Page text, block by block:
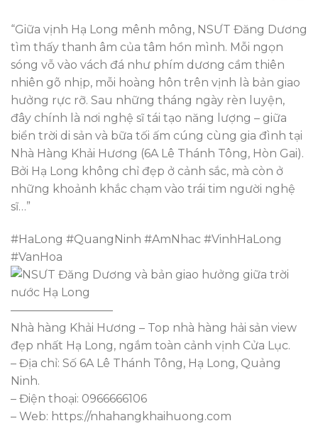
“Giữa vịnh Hạ Long mênh mông, NSƯT Đăng Dương
tìm thấy thanh âm của tâm hồn mình. Mỗi ngọn
sóng vỗ vào vách đá như phím dương cầm thiên
nhiên gõ nhịp, mỗi hoàng hôn trên vịnh là bản giao
hưởng rực rỡ. Sau những tháng ngày rèn luyện,
đây chính là nơi nghệ sĩ tái tạo năng lượng – giữa
biển trời di sản và bữa tối ấm cúng cùng gia đình tại
Nhà Hàng Khải Hương (6A Lê Thánh Tông, Hòn Gai).
Bởi Hạ Long không chỉ đẹp ở cảnh sắc, mà còn ở
những khoảnh khắc chạm vào trái tim người nghệ
sĩ…”
#HaLong #QuangNinh #AmNhac #VinhHaLong
#VanHoa
—————————
Nhà hàng Khải Hương – Top nhà hàng hải sản view
đẹp nhất Hạ Long, ngắm toàn cảnh vịnh Cửa Lục.
– Địa chỉ: Số 6A Lê Thánh Tông, Hạ Long, Quảng
Ninh.
– Điện thoại: 0966666106
– Web: https://nhahangkhaihuong.com